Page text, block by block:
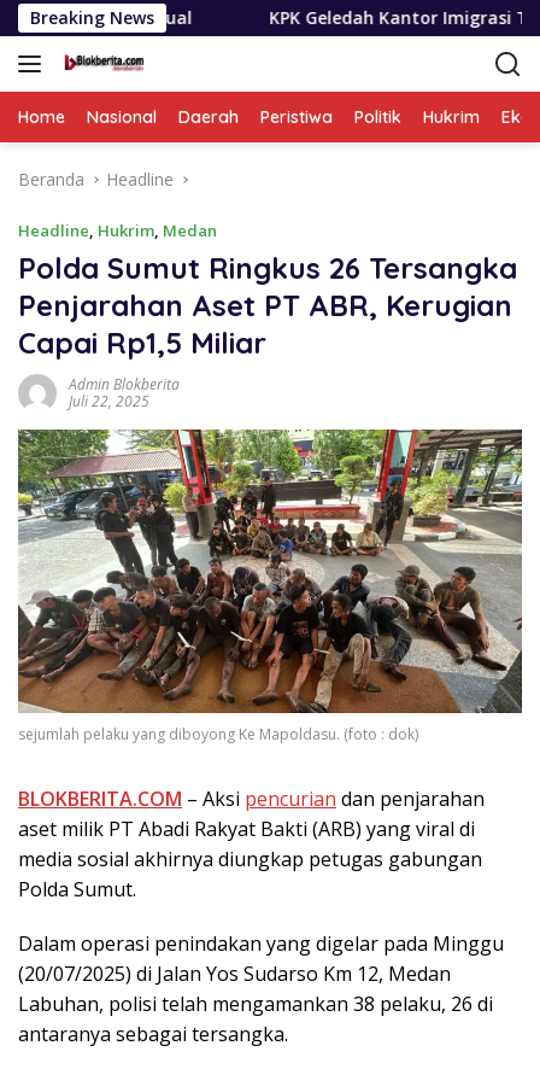
Langsung
ke
konten
Breaking NewsKPK Geledah Kantor Imigrasi Temukan Dugaan
Home Nasional Daerah Peristiwa Politik Hukrim
Beranda Headline
Headline, Hukrim, Medan
Polda Sumut Ringkus 26 Tersangka
Penjarahan Aset PT ABR, Kerugian
Capai Rp1,5 Miliar
Admin Blokberita
Juli 22, 2025
sejumlah pelaku yang diboyong Ke Mapoldasu. (foto : dok)
BLOKBERITA.COM – Aksi pencurian dan penjarahan
aset milik PT Abadi Rakyat Bakti (ARB) yang viral di
media sosial akhirnya diungkap petugas gabungan
Polda Sumut.
Dalam operasi penindakan yang digelar pada Minggu
(20/07/2025) di Jalan Yos Sudarso Km 12, Medan
Labuhan, polisi telah mengamankan 38 pelaku, 26 di
antaranya sebagai tersangka.